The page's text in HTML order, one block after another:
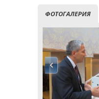
ФОТОГАЛЕРИЯ